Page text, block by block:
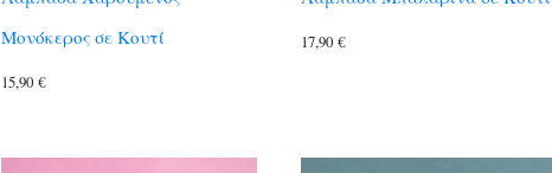
Μονόκερος σε Κουτί
15,90 €
17,90 €